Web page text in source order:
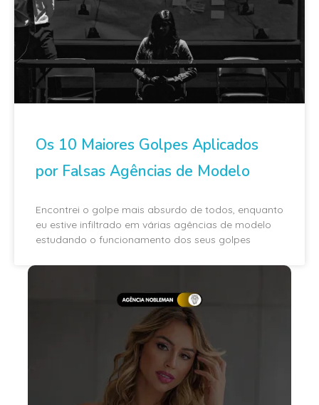
Os 10 Maiores Golpes Aplicados
por Falsas Agências de Modelo
Encontrei o golpe mais absurdo de todos, enquanto
eu estive infiltrado em várias agências de modelo
estudando o funcionamento dos seus golpes